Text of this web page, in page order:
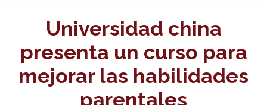
Universidad china
presenta un curso para
mejorar las habilidades
parentales